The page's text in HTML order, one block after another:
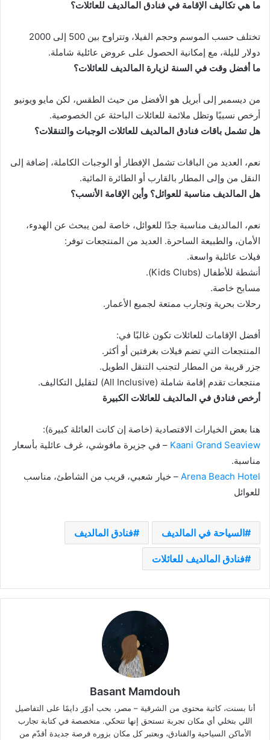
ما هي تكاليف الإقامة في فنادق المالديف للعائلات؟
تختلف حسب الموسم وحجم الفيلا، وتتراوح بين 500 إلى 2000
دولار لليلة، مع إمكانية الحصول على عروض عائلية شاملة.
ما أفضل وقت في السنة لزيارة المالديف للعائلات؟
من ديسمبر إلى أبريل هو الأفضل من حيث الطقس، لكن مايو ويونيو
أرخص نسبيًا وتظل ملائمة للعائلات الباحثة عن الخصوصية.
هل تشمل باقات فنادق المالديف للعائلات الوجبات والتنقلات؟
نعم، العديد من الباقات تشمل الإفطار أو الوجبات الكاملة، إضافة إلى
النقل من وإلى المطار بالقارب أو الطائرة المائية.
هل المالديف مناسبة للعوائل؟ وأين الإقامة الأنسب؟
نعم، المالديف مناسبة جدًا للعوائل، خاصة لمن يبحث عن الهدوء،
الأمان، والطبيعة الساحرة. العديد من المنتجعات توفر:
فيلات عائلية واسعة.
أنشطة للأطفال (Kids Clubs).
مسابح خاصة.
رحلات بحرية وتجارب ممتعة لجميع الأعمار.
أفضل الإقامات للعائلات تكون غالبًا في:
المنتجعات التي تضم فيلات بغرفتين أو أكثر.
جزر قريبة من المطار لتجنب التنقل الطويل.
منتجعات تقدم إقامة شاملة (All Inclusive) لتقليل التكاليف.
أرخص فنادق في المالديف للعائلات الكبيرة
هنا بعض الخيارات الاقتصادية (خاصة إن كانت العائلة كبيرة):
Kaani Grand Seaview – في جزيرة مافوشي، غرف عائلية بأسعار
مناسبة.
Arena Beach Hotel – خيار شعبي، قريب من الشاطئ، مناسب
للعوائل
السياحة في المالديف فنادق المالديف
فنادق المالديف للعائلات
Basant Mamdouh
أنا بسنت، كاتبة محتوى من الشرقية – مصر، بحب أدوّر دايمًا على التفاصيل
اللي بتخلي أي مكان تجربة تستحق إنها تتحكي. متخصصة في كتابة تجارب
الأماكن السياحية والفنادق، وبعتبر كل مكان بزوره فرصة جديدة أقدّم من